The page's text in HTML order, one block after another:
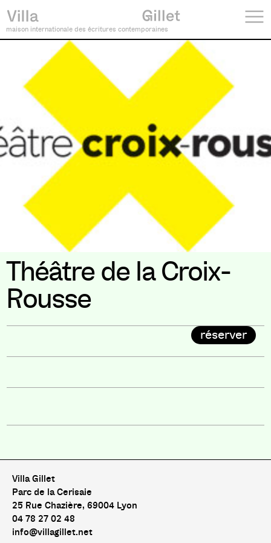
maison internationale des écritures contemporaines
Théâtre de la Croix-
Rousse
réserver
Villa Gillet
Parc de la Cerisaie
25 Rue Chazière, 69004 Lyon
04 78 27 02 48
info@villagillet.net